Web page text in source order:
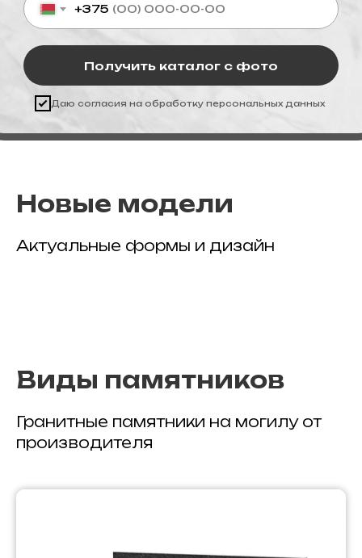
Даю согласия на обработку персональных данных
+375
Получить каталог с фото
Новые модели
Актуальные формы и дизайн
Виды памятников
Гранитные памятники на могилу от
производителя